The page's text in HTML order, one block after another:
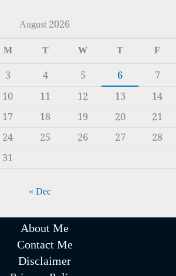
August 2026
M T W T
F
3 4 5 6
7
10 11 12 13
14
17 18 19 20
21
24 25 26 27
28
31
« Dec
About Me
Contact Me
Disclaimer